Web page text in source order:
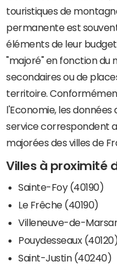
touristiques de
permanente est
éléments de leur
"majoré" en fonction du
secondaires ou de
territoire.
l'Economie, les
service correspondent
majorées des villes de
Villes à proximité
Sainte-Foy (40190)
Le Frêche (40190)
Villeneuve-de-
Pouydesseaux
Saint-Justin (40240)